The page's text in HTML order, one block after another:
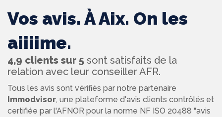
Vos avis. À Aix. On les
aiiiime.
4,9 clients sur 5 sont satisfaits de la
relation avec leur conseiller AFR.
Tous les avis sont vérifiés par notre partenaire
Immodvisor, une plateforme d'avis clients contrôlés et
certifiée par l'AFNOR pour la norme NF ISO 20488 "avis